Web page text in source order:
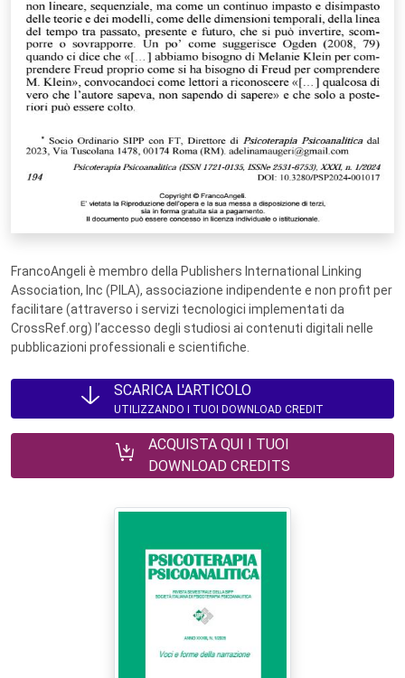
FrancoAngeli è membro della Publishers International Linking
Association, Inc (PILA), associazione indipendente e non profit per
facilitare (attraverso i servizi tecnologici implementati da
CrossRef.org) l’accesso degli studiosi ai contenuti digitali nelle
pubblicazioni professionali e scientifiche.
SCARICA L'ARTICOLO
UTILIZZANDO I TUOI DOWNLOAD CREDIT
ACQUISTA QUI I TUOI
DOWNLOAD CREDITS